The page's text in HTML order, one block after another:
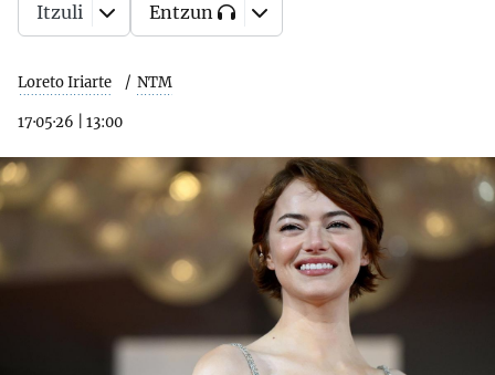
Loreto Iriarte NTM
17·05·26 13:00
Itzuli Entzun